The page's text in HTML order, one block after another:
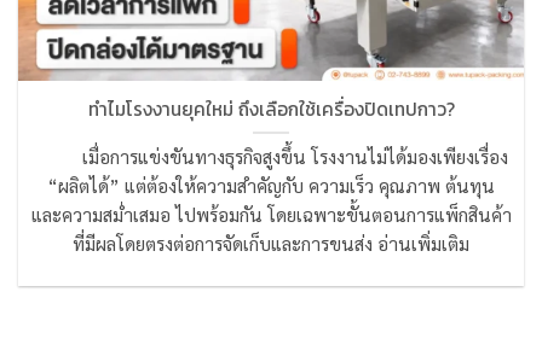
ทำไมโรงงานยุคใหม่ ถึงเลือกใช้เครื่องปิดเทปกาว?
เมื่อการแข่งขันทางธุรกิจสูงขึ้น โรงงานไม่ได้มองเพียงเรื่อง
“ผลิตได้” แต่ต้องให้ความสำคัญกับ ความเร็ว คุณภาพ ต้นทุน
และความสม่ำเสมอ ไปพร้อมกัน โดยเฉพาะขั้นตอนการแพ็กสินค้า
ที่มีผลโดยตรงต่อการจัดเก็บและการขนส่ง อ่านเพิ่มเติม